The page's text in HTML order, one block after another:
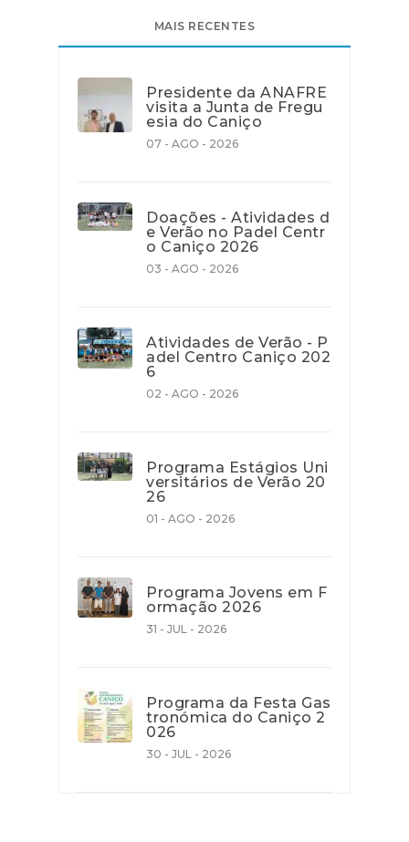
MAIS RECENTES
Presidente da ANAFRE
visita a Junta de Fregu
esia do Caniço
07 - AGO - 2026
Doações - Atividades d
e Verão no Padel Centr
o Caniço 2026
03 - AGO - 2026
Atividades de Verão - P
adel Centro Caniço 202
6
02 - AGO - 2026
Programa Estágios Uni
versitários de Verão 20
26
01 - AGO - 2026
Programa Jovens em F
ormação 2026
31 - JUL - 2026
Programa da Festa Gas
tronómica do Caniço 2
026
30 - JUL - 2026